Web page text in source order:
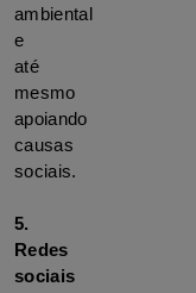
ambiental
e
até
mesmo
apoiando
causas
sociais.
5.
Redes
sociais